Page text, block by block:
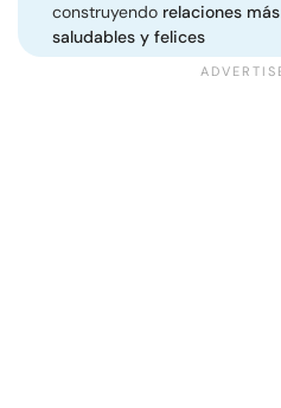
construyendo relaciones más
saludables y felices